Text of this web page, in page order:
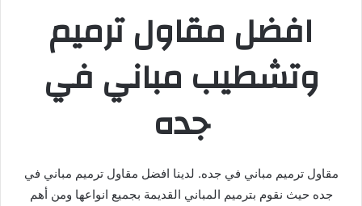
افضل مقاول ترميم
وتشطيب مباني في
جده
مقاول ترميم مباني في جده. لدينا افضل مقاول ترميم مباني في
جده حيث نقوم بترميم المباني القديمة بجميع انواعها ومن أهم